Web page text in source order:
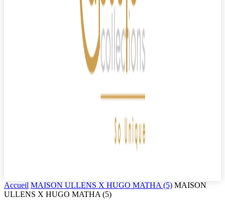
Accueil MAISON ULLENS X HUGO MATHA (5) MAISON
ULLENS X HUGO MATHA (5)